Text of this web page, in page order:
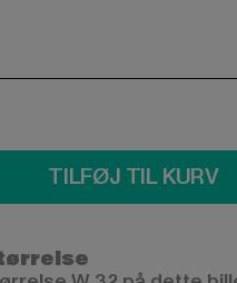
TILFØJ TIL KURV